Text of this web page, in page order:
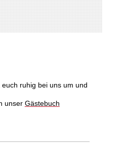
ruhig bei uns um und
unser Gästebuch